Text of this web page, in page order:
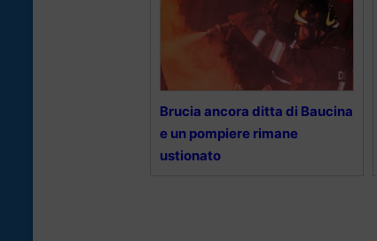
Brucia ancora ditta di Baucina
e un pompiere rimane
ustionato